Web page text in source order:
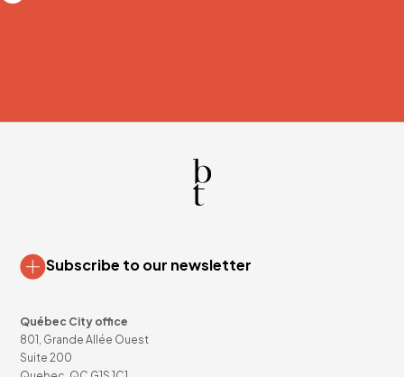
Subscribe to our newsletter
Québec City office
801, Grande Allée Ouest
Suite 200